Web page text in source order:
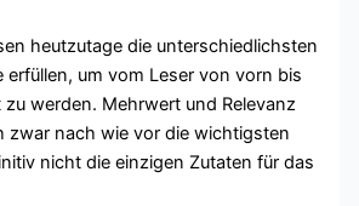
heutzutage die unterschiedlichsten
erfüllen, um vom Leser von vorn bis
werden. Mehrwert und Relevanz
zwar nach wie vor die wichtigsten
nicht die einzigen Zutaten für das